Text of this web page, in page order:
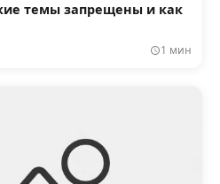
темы запрещены и как
1 мин